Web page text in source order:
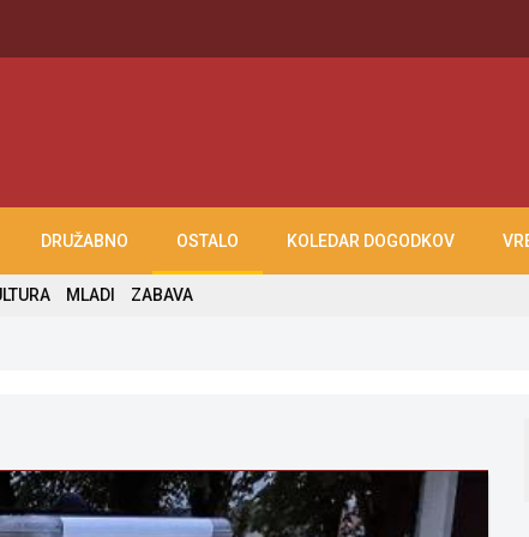
DRUŽABNO OSTALO KOLEDAR DOGODKOV
MLADI ZABAVA